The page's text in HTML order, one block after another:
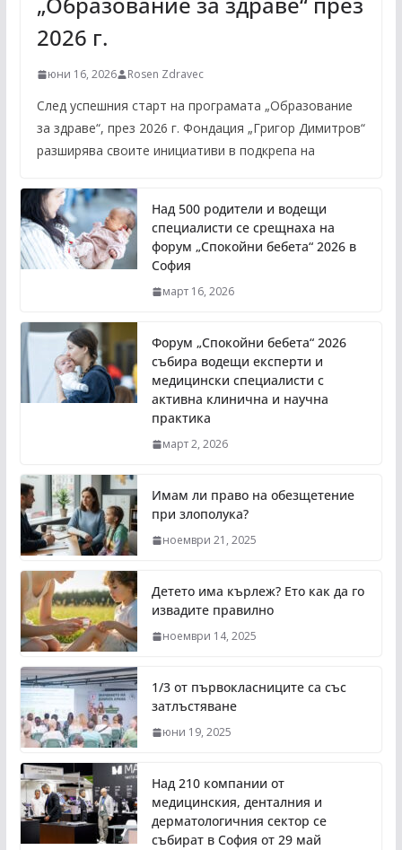
2026 г.
юни 16, 2026 Rosen Zdravec
След успешния старт на програмата „Образование
за здраве“, през 2026 г. Фондация „Григор Димитров“
разширява своите инициативи в подкрепа на
Над 500 родители и водещи
специалисти се срещнаха на
форум „Спокойни бебета“ 2026 в
София
март 16, 2026
Форум „Спокойни бебета“ 2026
събира водещи експерти и
медицински специалисти с
активна клинична и научна
практика
март 2, 2026
Имам ли право на обезщетение
при злополука?
ноември 21, 2025
Детето има кърлеж? Ето как да го
извадите правилно
ноември 14, 2025
1/3 от първокласниците са със
затлъстяване
юни 19, 2025
Над 210 компании от
медицинския, денталния и
дерматологичния сектор се
събират в София от 29 май